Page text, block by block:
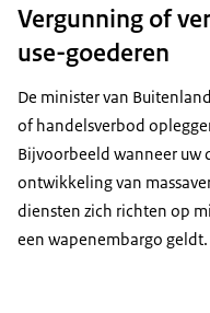
Vergunning of
use-goederen
De minister van
of handelsverbod
Bijvoorbeeld wanneer uw
ontwikkeling van
diensten zich richten op
een wapenembargo geldt.